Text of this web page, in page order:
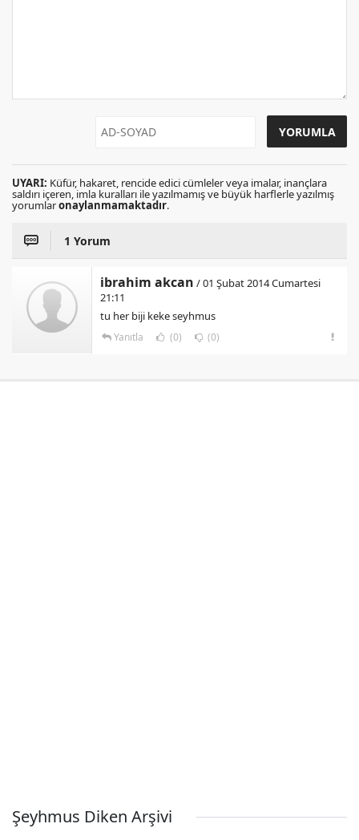
UYARI: Küfür, hakaret, rencide edici cümleler veya imalar, inançlara
saldırı içeren, imla kuralları ile yazılmamış ve büyük harflerle yazılmış
yorumlaronaylanmamaktadır.
1 Yorum
ibrahim akcan / 01 Şubat 2014 Cumartesi
21:11
tu her biji keke seyhmus
Yanıtla (0) (0)
Şeyhmus Diken Arşivi